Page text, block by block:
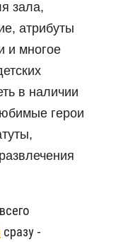
зала,
атрибуты
и многое
в наличии
герои
сразу -